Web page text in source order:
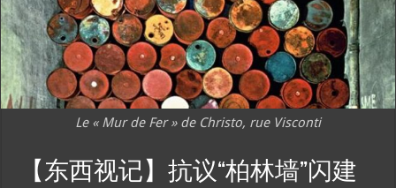
Le « Mur de Fer » de Christo, rue Visconti
【东西视记】抗议“柏林墙”闪建